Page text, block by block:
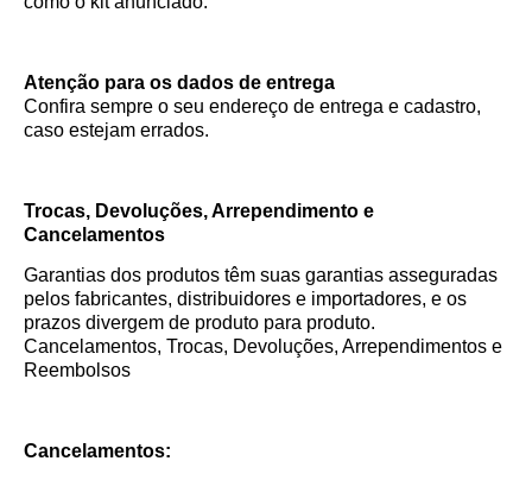
Atenção para os dados de entrega
Confira sempre o seu endereço de entrega e cadastro,
caso estejam errados.
Trocas, Devoluções, Arrependimento e
Cancelamentos
Garantias dos produtos têm suas garantias asseguradas
pelos fabricantes, distribuidores e importadores, e os
prazos divergem de produto para produto.
Cancelamentos, Trocas, Devoluções, Arrependimentos e
Reembolsos
Cancelamentos: